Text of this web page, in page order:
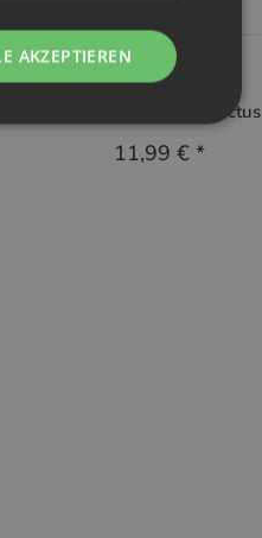
Hypf
Hypf Windelsack Cactus
11,99 € *
AKZEPTIEREN